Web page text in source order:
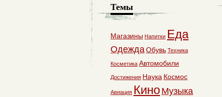
Темы
Магазины Напитки Еда
ОдеждаОбувь Техника
Косметика Автомобили
Достижения Наука Космос
Авиация Кино Музыка